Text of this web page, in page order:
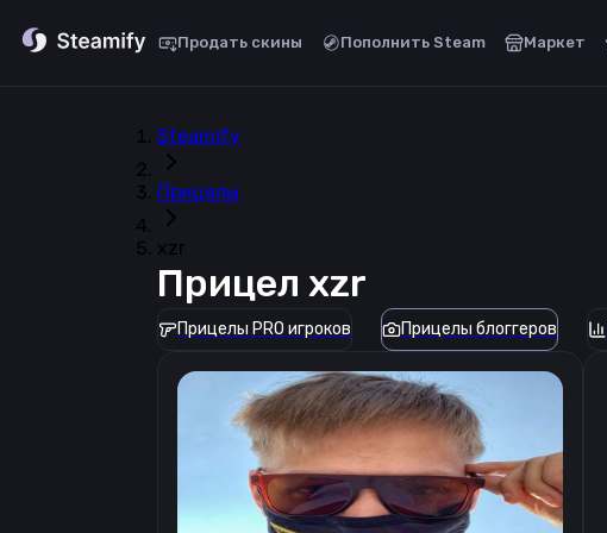
Продать скины Пополнить Steam Маркет
Steamify
Прицелы
xzr
Прицел xzr
Прицелы PRO игроков Прицелы блоггеров